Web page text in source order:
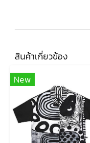
สินค้าเกี่ยวข้อง
New